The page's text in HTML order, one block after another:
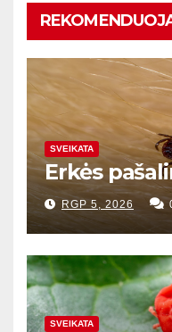
SVEIKATA
Erkės
RGP 5, 2026
SVEIKATA